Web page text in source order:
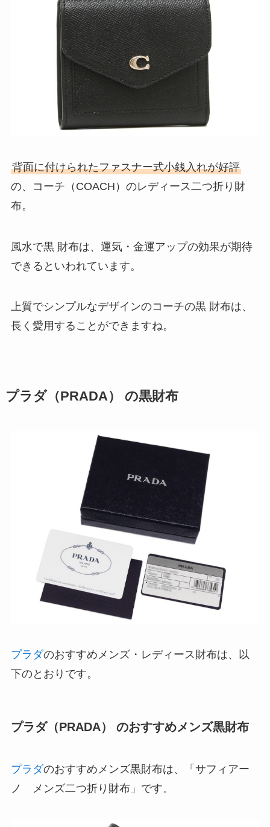
背面に付けられたファスナー式小銭入れが好評
の、コーチ（COACH）のレディース二つ折り財
布。
風水で黒 財布は、運気・金運アップの効果が期待
できるといわれています。
上質でシンプルなデザインのコーチの黒 財布は、
長く愛用することができますね。
プラダ（PRADA） の黒財布
プラダのおすすめメンズ・レディース財布は、以
下のとおりです。
プラダ（PRADA） のおすすめメンズ黒財布
プラダのおすすめメンズ黒財布は、「サフィアー
ノ メンズ二つ折り財布」です。